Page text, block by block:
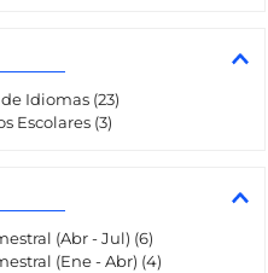
Idiomas (23)
Escolares (3)
(Abr - Jul) (6)
(Ene - Abr) (4)